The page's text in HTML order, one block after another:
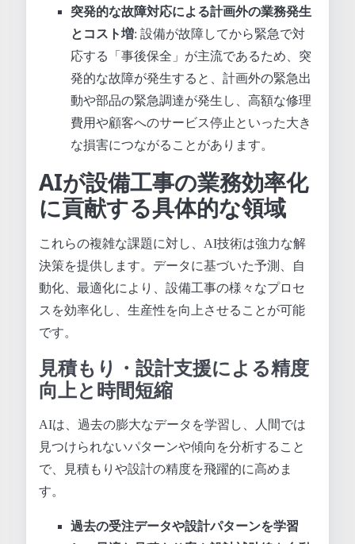
突発的な故障対応による計画外の業務発生
とコスト増: 設備が故障してから緊急で対
応する「事後保全」が主流であるため、突
発的な故障が発生すると、計画外の緊急出
動や部品の緊急調達が発生し、高額な修理
費用や顧客へのサービス停止といった大き
な損害につながることがあります。
AIが設備工事の業務効率化
に貢献する具体的な領域
これらの複雑な課題に対し、AI技術は強力な解
決策を提供します。データに基づいた予測、自
動化、最適化により、設備工事の様々なプロセ
スを効率化し、生産性を向上させることが可能
です。
見積もり・設計支援による精度
向上と時間短縮
AIは、過去の膨大なデータを学習し、人間では
見つけられないパターンや傾向を分析すること
で、見積もりや設計の精度を飛躍的に高めま
す。
過去の受注データや設計パターンを学習